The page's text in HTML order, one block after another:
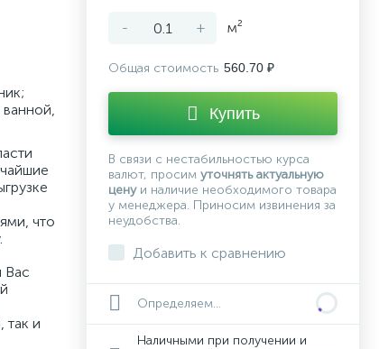
что
Вас
так и
- + м²
Общая стоимость 560.70 ₽
Купить
В связи с нестабильностью курса
валют, просим уточнять актуальную
ценуи наличие необходимого товара
у менеджера. Приносим извинения за
неудобства.
Добавить к сравнению
Определяем...
Наличными при получении и